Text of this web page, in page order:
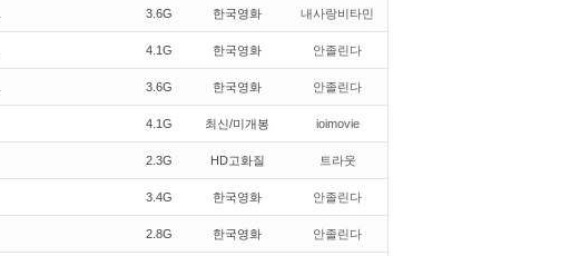
3.6G 한국영화 내사랑비타민
4.1G 한국영화 안졸린다
3.6G 한국영화 안졸린다
4.1G 최신/미개봉 ioimovie
2.3G HD고화질 트라웃
3.4G 한국영화 안졸린다
2.8G 한국영화 안졸린다